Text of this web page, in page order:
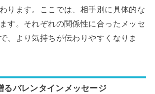
ります。ここでは、相手別に具体的な
す。それぞれの関係性に合ったメッセ
、より気持ちが伝わりやすくなりま
るバレンタインメッセージ